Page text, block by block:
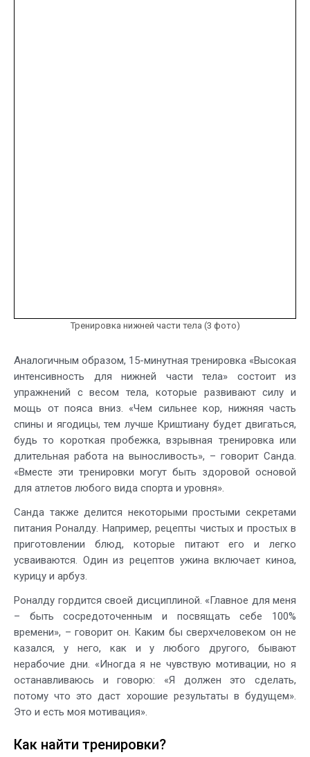
Тренировка нижней части тела (3 фото)
Аналогичным образом, 15-минутная тренировка «Высокая
интенсивность для нижней части тела» состоит из
упражнений с весом тела, которые развивают силу и
мощь от пояса вниз. «Чем сильнее кор, нижняя часть
спины и ягодицы, тем лучше Криштиану будет двигаться,
будь то короткая пробежка, взрывная тренировка или
длительная работа на выносливость», – говорит Санда.
«Вместе эти тренировки могут быть здоровой основой
для атлетов любого вида спорта и уровня».
Санда также делится некоторыми простыми секретами
питания Роналду. Например, рецепты чистых и простых в
приготовлении блюд, которые питают его и легко
усваиваются. Один из рецептов ужина включает киноа,
курицу и арбуз.
Роналду гордится своей дисциплиной. «Главное для меня
– быть сосредоточенным и посвящать себе 100%
времени», – говорит он. Каким бы сверхчеловеком он не
казался, у него, как и у любого другого, бывают
нерабочие дни. «Иногда я не чувствую мотивации, но я
останавливаюсь и говорю: «Я должен это сделать,
потому что это даст хорошие результаты в будущем».
Это и есть моя мотивация».
Как найти тренировки?